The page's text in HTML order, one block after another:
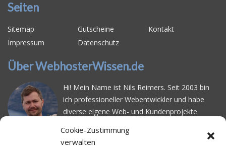
Cookie-Zustimmung
verwalten
Seiten
Sitemap Gutscheine
Kontakt
Impressum
Datenschutz
Über WebhosterWissen.de
Hi! Mein Name ist Nils Reimers. Seit 2003 bin
ich professioneller Webentwickler und habe
diverse eigene Web- und Kundenprojekte
schwierig ist gutes Webhosting zu finden: Bei
vielen Anbietern ärgert man sich über